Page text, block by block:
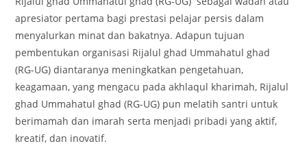
apresiator pertama bagi prestasi pelajar persis dalam
menyalurkan minat dan bakatnya. Adapun tujuan
pembentukan organisasi Rijalul ghad Ummahatul ghad
(RG-UG) diantaranya meningkatkan pengetahuan,
keagamaan, yang mengacu pada akhlaqul kharimah, Rijalul
ghad Ummahatul ghad (RG-UG) pun melatih santri untuk
berimamah dan imarah serta menjadi pribadi yang aktif,
kreatif, dan inovatif.